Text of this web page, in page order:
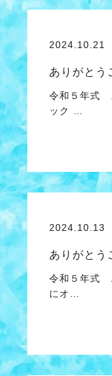
2024.10.21
ありがとう
令和５年式
ック …
2024.10.13
ありがとう
令和５年式
にオ…